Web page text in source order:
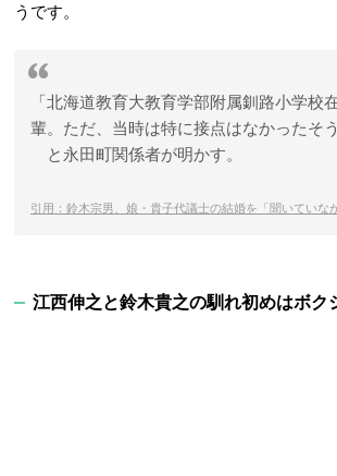
うです。
「北海道教育大教育学部附属釧路小学校
輩。ただ、当時は特に接点はなかったそう
と永田町関係者が明かす。
引用：鈴木宗男、娘・貴子代議士の結婚を「聞いていな
江西伸之と鈴木貴之の馴れ初めはボク